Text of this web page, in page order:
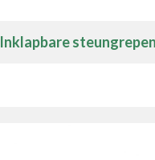
Inklapbare steungrepen